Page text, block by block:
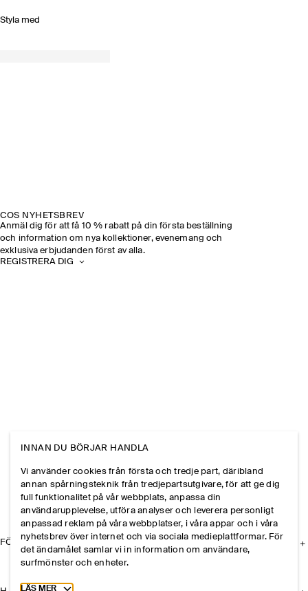
Styla med
COS NYHETSBREV
Anmäl dig för att få 10 % rabatt på din första beställning
och information om nya kollektioner, evenemang och
exklusiva erbjudanden först av alla.
REGISTRERA DIG
FÖRETAGET
INNAN DU BÖRJAR HANDLA
Vi använder cookies från första och tredje part, däribland
annan spårningsteknik från tredjepartsutgivare, för att ge dig
full funktionalitet på vår webbplats, anpassa din
användarupplevelse, utföra analyser och leverera personligt
anpassad reklam på våra webbplatser, i våra appar och i våra
nyhetsbrev över internet och via sociala medieplattformar. För
det ändamålet samlar vi in information om användare,
surfmönster och enheter.
Toggle more cookie information
LÄS MER